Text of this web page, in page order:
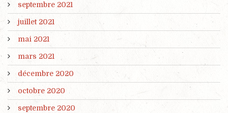
septembre 2021
juillet 2021
mai 2021
mars 2021
décembre 2020
octobre 2020
septembre 2020